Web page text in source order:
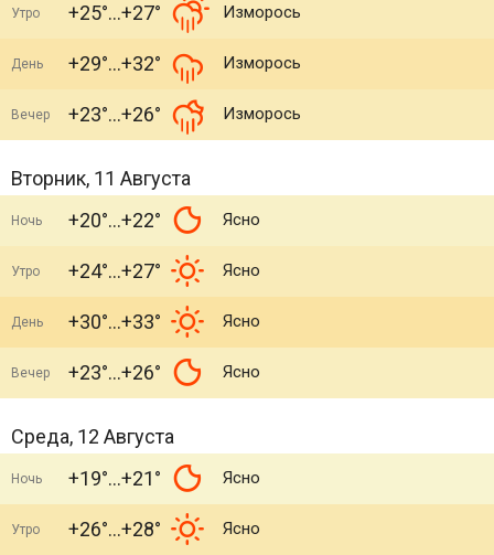
Утро +25° +27° Изморось
День +29° +32° Изморось
Вечер +23° +26° Изморось
Вторник, 11 Августа
Ночь +20° +22° Ясно
Утро +24° +27° Ясно
День +30° +33° Ясно
Вечер +23° +26° Ясно
Среда, 12 Августа
Ночь +19° +21° Ясно
Утро +26° +28° Ясно